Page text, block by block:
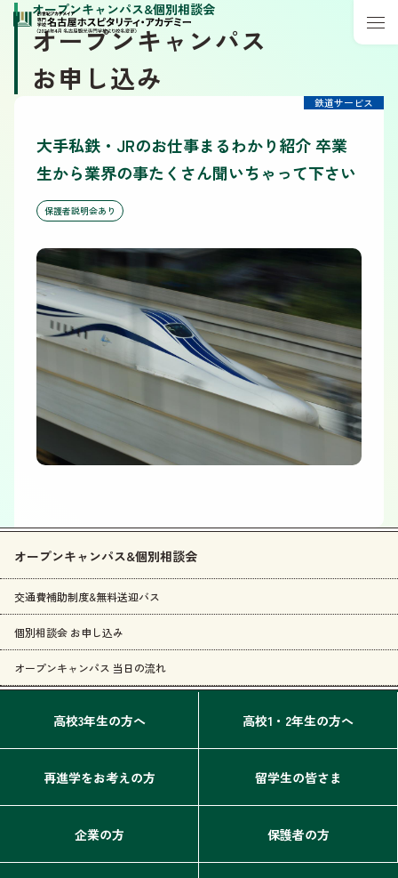
オープンキャンパス&個別相談会
オープンキャンパス
お申し込み
鉄道サービス
大手私鉄・JRのお仕事まるわかり紹介 卒業
生から業界の事たくさん聞いちゃって下さい
保護者説明会あり
オープンキャンパス&個別相談会
交通費補助制度&無料送迎バス
個別相談会 お申し込み
オープンキャンパス 当日の流れ
高校3年生の方へ 高校1・2年生の方へ
再進学をお考えの方 留学生の皆さま
企業の方 保護者の方